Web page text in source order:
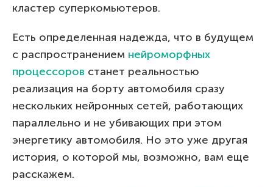
кластер суперкомьютеров.
Есть определенная надежда, что в будущем
с распространением нейроморфных
процессоров станет реальностью
реализация на борту автомобиля сразу
нескольких нейронных сетей, работающих
параллельно и не убивающих при этом
энергетику автомобиля. Но это уже другая
история, о которой мы, возможно, вам еще
расскажем.